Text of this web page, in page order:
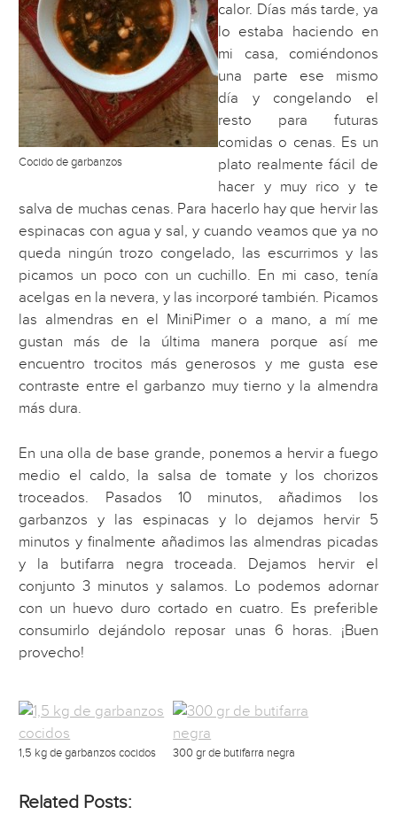
Cocido de garbanzos
calor. Días más tarde, ya
lo estaba haciendo en
mi casa, comiéndonos
una parte ese mismo
día y congelando el
resto para futuras
comidas o cenas. Es un
plato realmente fácil de
hacer y muy rico y te
salva de muchas cenas. Para hacerlo hay que hervir las
espinacas con agua y sal, y cuando veamos que ya no
queda ningún trozo congelado, las escurrimos y las
picamos un poco con un cuchillo. En mi caso, tenía
acelgas en la nevera, y las incorporé también. Picamos
las almendras en el MiniPimer o a mano, a mí me
gustan más de la última manera porque así me
encuentro trocitos más generosos y me gusta ese
contraste entre el garbanzo muy tierno y la almendra
más dura.
En una olla de base grande, ponemos a hervir a fuego
medio el caldo, la salsa de tomate y los chorizos
troceados. Pasados 10 minutos, añadimos los
garbanzos y las espinacas y lo dejamos hervir 5
minutos y finalmente añadimos las almendras picadas
y la butifarra negra troceada. Dejamos hervir el
conjunto 3 minutos y salamos. Lo podemos adornar
con un huevo duro cortado en cuatro. Es preferible
consumirlo dejándolo reposar unas 6 horas. ¡Buen
provecho!
1,5 kg de garbanzos cocidos 300 gr de butifarra negra
Related Posts: